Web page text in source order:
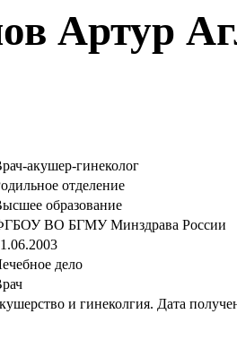
Артур
акушер-гинеколог
отделение
образование
ВО БГМУ Минздрава России
дело
и гинеколгия. Дата